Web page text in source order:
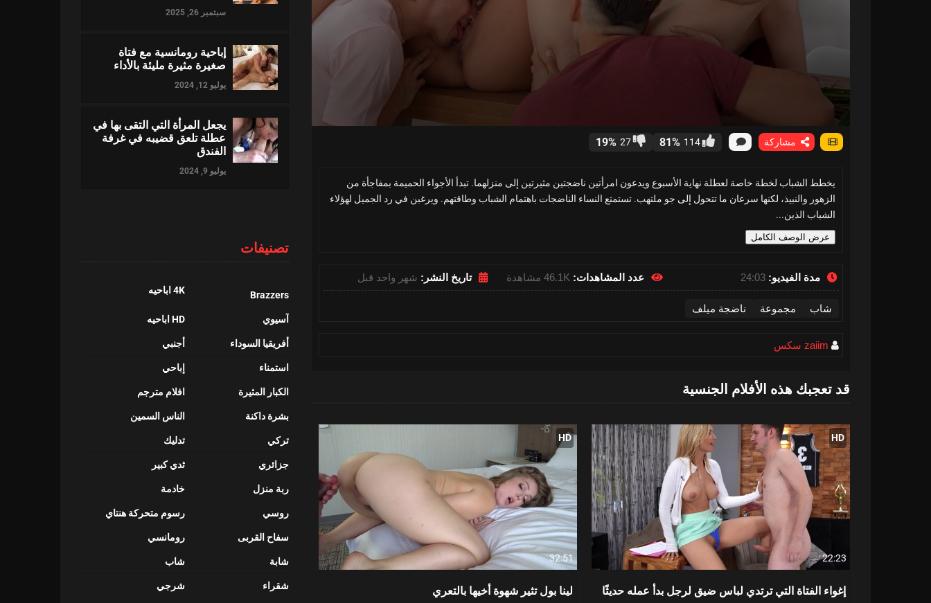
seconds
Volume
مشاركة 114
81%
27
19%
يخطط الشباب لخطة خاصة لعطلة نهاية الأسبوع ويدعون امرأتين ناضجتين مثيرتين إلى منزلهما. تبدأ الأجواء الحميمة بمفاجأة من
الزهور والنبيذ، لكنها سرعان ما تتحول إلى جو ملتهب. تستمتع النساء الناضجات باهتمام الشباب وطاقتهم. ويرغبن في رد الجميل لهؤلاء
الشباب الذين...
عرض الوصف الكامل
مدة الفيديو: 24:03 عدد المشاهدات: 46.1K مشاهدة تاريخ النشر: شهر واحد قبل
شاب مجموعة ناضجة ميلف
zaiim سكس
قد تعجبك هذه الأفلام الجنسية
HD
22:23
إغواء الفتاة التي ترتدي لباس ضيق لرجل بدأ عمله حديثًا
HD
32:51
لينا بول تثير شهوة أخيها بالتعري
سبتمبر 26, 2025
إباحية رومانسية مع فتاة
صغيرة مثيرة مليئة بالأداء
يوليو 12, 2024
يجعل المرأة التي التقى بها في
عطلة تلعق قضيبه في غرفة
الفندق
يوليو 9, 2024
تصنيفات
4K اباحيه Brazzers
HD اباحيه آسيوي
أجنبي أفريقيا السوداء
إباحي استمناء
افلام مترجم الكبار المثيرة
الناس السمين بشرة داكنة
تدليك تركي
ثدي كبير جزائري
خادمة ربة منزل
رسوم متحركة هنتاي روسي
رومانسي سفاح القربى
شاب شابة
شرجي شقراء